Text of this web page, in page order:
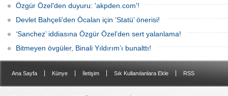
Özgür Özel'den duyuru: 'akpden.com'!
Devlet Bahçeli’den Öcalan için ‘Statü’ önerisi!
‘Sanchez’ iddiasına Özgür Özel’den sert yalanlama!
Bitmeyen övgüler, Binali Yıldırım’ı bunalttı!
Ana Sayfa Künye İletişim Sık Kullanılanlara Ekle RSS